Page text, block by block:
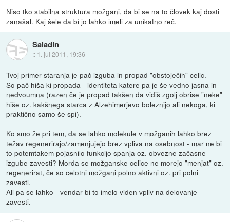
Niso tko stabilna struktura možgani, da bi se na to človek kaj dosti
zanašal. Kaj šele da bi jo lahko imeli za unikatno reč.
Saladin
:: 1. jul 2011, 19:36
Tvoj primer staranja je pač izguba in propad "obstoječih" celic.
So pač hiša ki propada - identiteta katere pa je še vedno jasna in
nedvoumna (razen če je propad takšen da vidiš zgolj obrise "neke"
hiše oz. kakšnega starca z Alzehimerjevo boleznijo ali nekoga, ki
praktično samo še spi).
Ko smo že pri tem, da se lahko molekule v možganih lahko brez
težav regenerirajo/zamenjujejo brez vpliva na osebnost - mar ne bi
to potemtakem pojasnilo funkcijo spanja oz. obvezne začasne
izgube zavesti? Morda se možganske celice ne morejo "menjat" oz.
regenerirat, če so celotni možgani polno aktivni oz. pri polni
zavesti.
Ali pa se lahko - vendar bi to imelo viden vpliv na delovanje
zavesti.